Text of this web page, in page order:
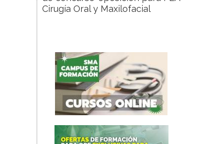
Cirugía Oral y Maxilofacial